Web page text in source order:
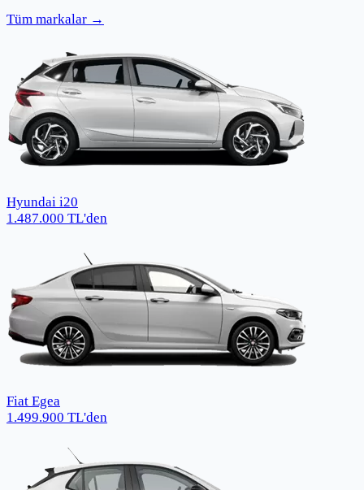
Tüm markalar →
Hyundai i20
1.487.000 TL'den
Fiat Egea
1.499.900 TL'den